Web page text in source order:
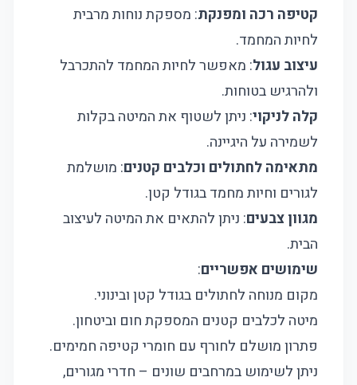
קטיפה רכה ומפנקת: מספקת נוחות מרבית
לחיות המחמד.
עיצוב עגול: מאפשר לחיות המחמד להתכרבל
ולהרגיש בטוחות.
קלה לניקוי: ניתן לשטוף את המיטה בקלות
לשמירה על היגיינה.
מתאימה לחתולים וכלבים קטנים: מושלמת
לגורים וחיות מחמד בגודל קטן.
מגוון צבעים: ניתן להתאים את המיטה לעיצוב
הבית.
שימושים אפשריים:
מקום מנוחה לחתולים בגודל קטן ובינוני.
מיטה לכלבים קטנים המספקת חום וביטחון.
פתרון מושלם לחורף עם חומרי קטיפה חמימים.
ניתן לשימוש במרחבים שונים – חדרי מגורים,